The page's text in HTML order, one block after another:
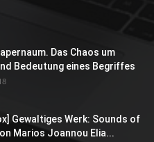
Das Chaos um
Bedeutung eines Begriffes
Gewaltiges Werk: Sounds of
Marios Joannou Elia...